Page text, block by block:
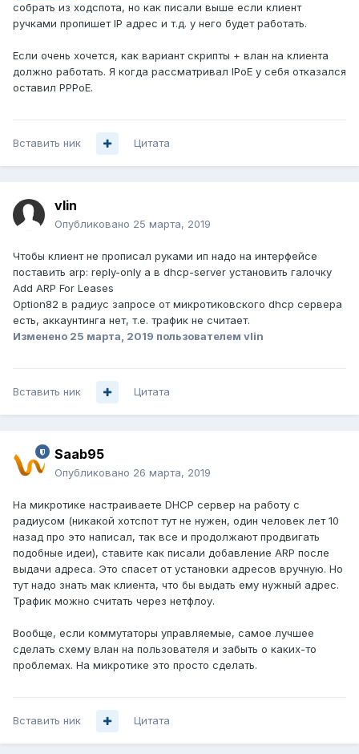
собрать из ходспота, но как писали выше если клиент
ручками пропишет IP адрес и т.д. у него будет работать.
Если очень хочется, как вариант скрипты + влан на клиента
должно работать. Я когда рассматривал IPoE у себя отказался
оставил PPPoE.
Вставить ник Цитата
vlin
Опубликовано 25 марта, 2019
Чтобы клиент не прописал руками ип надо на интерфейсе
поставить arp: reply-only а в dhcp-server установить галочку
Add ARP For Leases
Option82 в радиус запросе от микротиковского dhcp сервера
есть, аккаунтинга нет, т.е. трафик не считает.
Изменено 25 марта, 2019 пользователем vlin
Вставить ник Цитата
Saab95
Опубликовано 26 марта, 2019
На микротике настраиваете DHCP сервер на работу с
радиусом (никакой хотспот тут не нужен, один человек лет 10
назад про это написал, так все и продолжают продвигать
подобные идеи), ставите как писали добавление ARP после
выдачи адреса. Это спасет от установки адресов вручную. Но
тут надо знать мак клиента, что бы выдать ему нужный адрес.
Трафик можно считать через нетфлоу.
Вообще, если коммутаторы управляемые, самое лучшее
сделать схему влан на пользователя и забыть о каких-то
проблемах. На микротике это просто сделать.
Вставить ник Цитата